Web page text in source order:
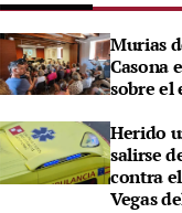
Murias
Casona
sobre el
Herido
salirse
contra
Vegas